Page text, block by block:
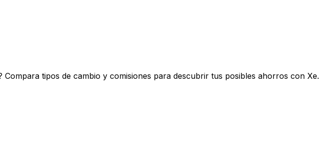
tipos de cambio y comisiones para descubrir tus posibles ahorros con Xe.